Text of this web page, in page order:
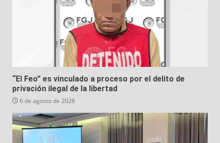
“El Feo” es vinculado a proceso por el delito de
privación ilegal de la libertad
6 de agosto de 2026